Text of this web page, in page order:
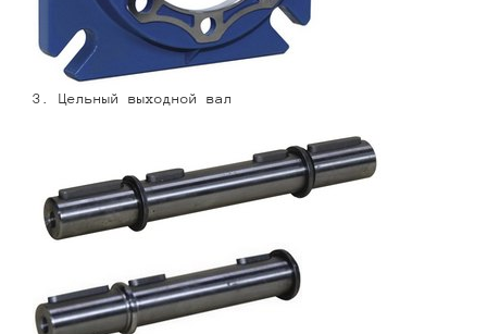
3. Цельный выходной вал